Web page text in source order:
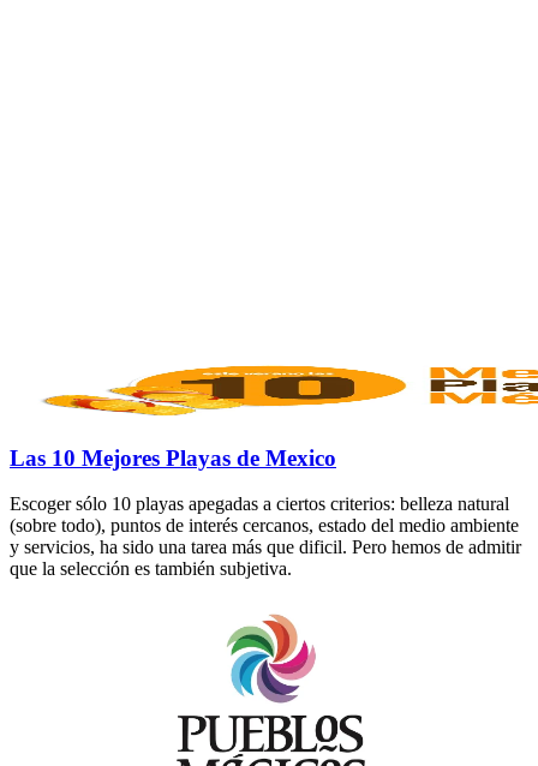
Las 10 Mejores Playas de Mexico
Escoger sólo 10 playas apegadas a ciertos criterios: belleza natural
(sobre todo), puntos de interés cercanos, estado del medio ambiente
y servicios, ha sido una tarea más que dificil. Pero hemos de admitir
que la selección es también subjetiva.